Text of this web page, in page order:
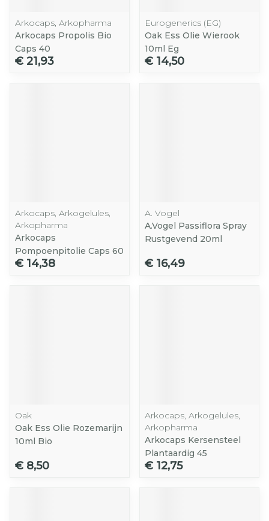
Arkocaps, Arkopharma
Arkocaps Propolis Bio
Caps 40
€ 21,93
Eurogenerics (EG)
Oak Ess Olie Wierook
10ml Eg
€ 14,50
Arkocaps, Arkogelules,
Arkopharma
Arkocaps
Pompoenpitolie Caps 60
€ 14,38
A. Vogel
A.Vogel Passiflora Spray
Rustgevend 20ml
€ 16,49
Oak
Oak Ess Olie Rozemarijn
10ml Bio
€ 8,50
Arkocaps, Arkogelules,
Arkopharma
Arkocaps Kersensteel
Plantaardig 45
€ 12,75